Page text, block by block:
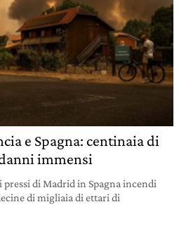
e Spagna: centinaia di
immensi
di Madrid in Spagna incendi
di migliaia di ettari di